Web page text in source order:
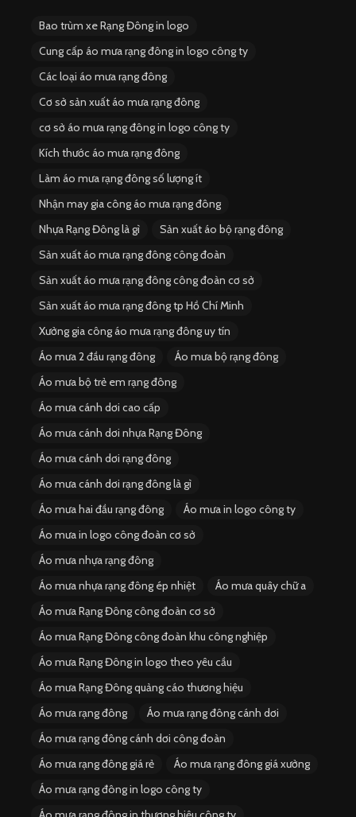
Bao trùm xe Rạng Đông in logo
Cung cấp áo mưa rạng đông in logo công ty
Các loại áo mưa rạng đông
Cơ sở sản xuất áo mưa rạng đông
cơ sở áo mưa rạng đông in logo công ty
Kích thước áo mưa rạng đông
Làm áo mưa rạng đông số lượng ít
Nhận may gia công áo mưa rạng đông
Nhựa Rạng Đông là gì
Sản xuất áo bộ rạng đông
Sản xuất áo mưa rạng đông công đoàn
Sản xuất áo mưa rạng đông công đoàn cơ sở
Sản xuất áo mưa rạng đông tp Hồ Chí Minh
Xưởng gia công áo mưa rạng đông uy tín
Áo mưa 2 đầu rạng đông
Áo mưa bộ rạng đông
Áo mưa bộ trẻ em rạng đông
Áo mưa cánh dơi cao cấp
Áo mưa cánh dơi nhựa Rạng Đông
Áo mưa cánh dơi rạng đông
Áo mưa cánh dơi rạng đông là gì
Áo mưa hai đầu rạng đông
Áo mưa in logo công ty
Áo mưa in logo công đoàn cơ sở
Áo mưa nhựa rạng đông
Áo mưa nhựa rạng đông ép nhiệt
Áo mưa quây chữ a
Áo mưa Rạng Đông công đoàn cơ sở
Áo mưa Rạng Đông công đoàn khu công nghiệp
Áo mưa Rạng Đông in logo theo yêu cầu
Áo mưa Rạng Đông quảng cáo thương hiệu
Áo mưa rạng đông
Áo mưa rạng đông cánh dơi
Áo mưa rạng đông cánh dơi công đoàn
Áo mưa rạng đông giá rẻ
Áo mưa rạng đông giá xưởng
Áo mưa rạng đông in logo công ty